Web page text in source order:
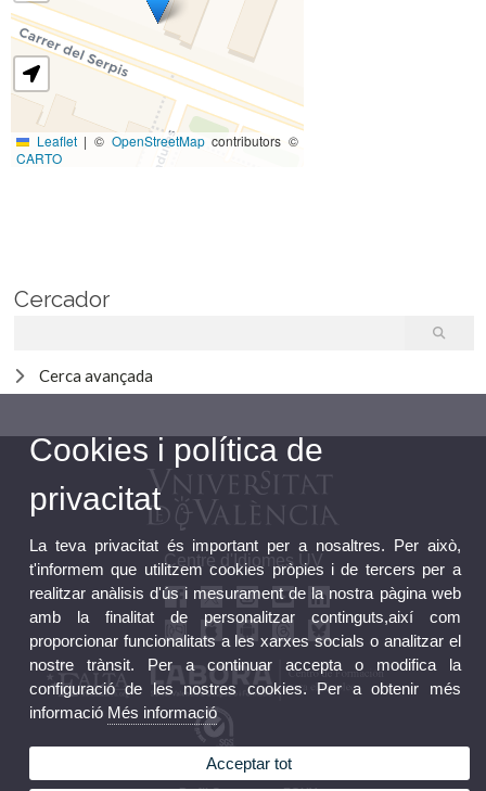
Leaflet | © OpenStreetMapcontributors ©
CARTO
Cercador
Cerca avançada
Centre d'Idiomes UV
Bústia FGUV
Cookies i política de
privacitat
La teva privacitat és important per a nosaltres. Per això,
t'informem que utilitzem cookies pròpies i de tercers per a
realitzar anàlisis d'ús i mesurament de la nostra pàgina web
amb la finalitat de personalitzar continguts,així com
proporcionar funcionalitats a les xarxes socials o analitzar el
nostre trànsit. Per a continuar accepta o modifica la
configuració de les nostres cookies. Per a obtenir més
informació Més informació
Acceptar tot